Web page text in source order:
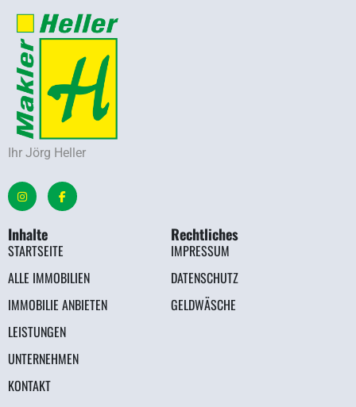
Ihr Jörg Heller
Inhalte
STARTSEITE
ALLE IMMOBILIEN
IMMOBILIE ANBIETEN
LEISTUNGEN
UNTERNEHMEN
KONTAKT
Rechtliches
IMPRESSUM
DATENSCHUTZ
GELDWÄSCHE